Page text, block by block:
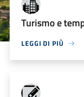
Turismo e
LEGGI DI PIÙ